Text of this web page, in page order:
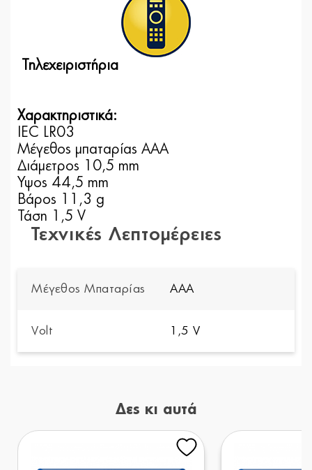
Τηλεχειριστήρια
Χαρακτηριστικά:
IEC LR03
Μέγεθος μπαταρίας AAA
Διάμετρος 10,5 mm
Ύψος 44,5 mm
Βάρος 11,3 g
Τάση 1,5 V
Τεχνικές Λεπτομέρειες
Μέγεθος Μπαταρίας AAA
Volt 1,5 V
Δες κι αυτά